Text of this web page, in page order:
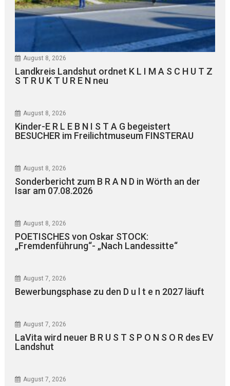
August 8, 2026
Landkreis Landshut ordnet K L I M A S C H U T Z
S T R U K T U R E N neu
August 8, 2026
Kinder-E R L E B N I S T A G begeistert
BESUCHER im Freilichtmuseum FINSTERAU
August 8, 2026
Sonderbericht zum B R A N D in Wörth an der
Isar am 07.08.2026
August 8, 2026
POETISCHES von Oskar STOCK:
„Fremdenführung“- „Nach Landessitte“
August 7, 2026
Bewerbungsphase zu den D u l t e n 2027 läuft
August 7, 2026
LaVita wird neuer B R U S T S P O N S O R des EV
Landshut
August 7, 2026